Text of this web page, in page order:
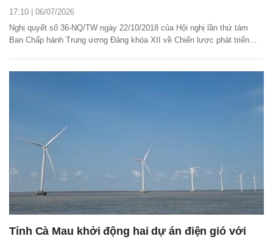
17:10 | 06/07/2026
Nghị quyết số 36-NQ/TW ngày 22/10/2018 của Hội nghị lần thứ tám
Ban Chấp hành Trung ương Đảng khóa XII về Chiến lược phát triển
Tỉnh Cà Mau khởi động hai dự án điện gió với